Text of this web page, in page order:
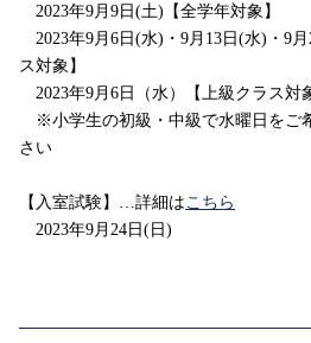
2023年9月9日(土)【全学年対象】
2023年9月6日(水)・9月13日(水)・9
ス対象】
2023年9月6日（水）【上級クラス対
※小学生の初級・中級で水曜日をご
さい
【入室試験】…詳細は こちら
2023年9月24日(日)